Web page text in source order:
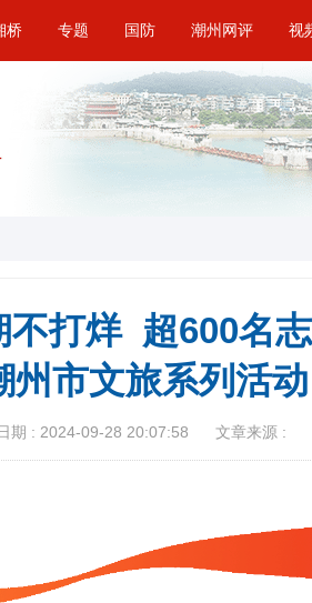
桥 专题 国防 潮州网评 视
不打烊 超600名
州市文旅系列活动
期 : 2024-09-28 20:07:58 文章来源 :